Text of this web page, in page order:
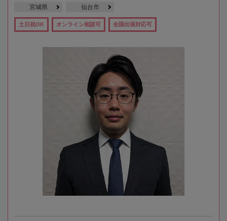
宮城県 仙台市
土日祝OK オンライン相談可 全国出張対応可